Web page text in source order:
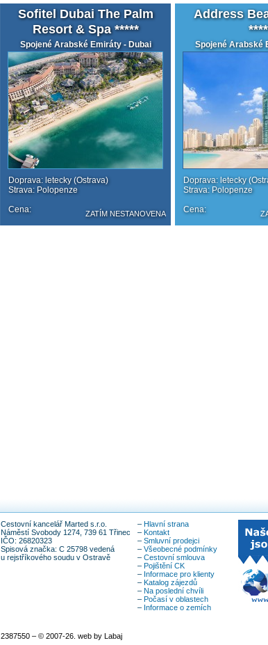
Sofitel Dubai The Palm
Resort & Spa *****
Spojené Arabské Emiráty - Dubai
Doprava: letecky (Ostrava)
Strava: Polopenze
Cena:
ZATÍM NESTANOVENA
Address
Spojené Arabské
Doprava: letecky
Strava: Polopenze
Cena:
Cestovní kancelář Marted s.r.o.
Náměstí Svobody 1274, 739 61 Třinec
IČO: 26820323
Spisová značka: C 25798 vedená
u rejstříkového soudu v Ostravě
2387550 – © 2007-26. web by Labaj
– Hlavní strana
– Kontakt
– Smluvní prodejci
– Všeobecné podmínky
– Cestovní smlouva
– Pojištění CK
– Informace pro klienty
– Katalog zájezdů
– Na poslední chvíli
– Počasí v oblastech
– Informace o zemích